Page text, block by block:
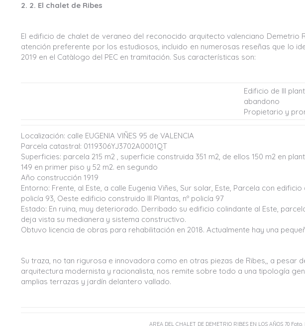
2. 2. El chalet de Ribes
El edificio de chalet de veraneo del reconocido arquitecto valenciano Demetrio
atención preferente por los estudiosos, incluido en numerosas reseñas que lo
2019 en el Catàlogo del PEC en tramitación. Sus características son:
Edificio de III
abandono
Propietario y
Localización: calle EUGENIA VIÑES 95 de VALENCIA
Parcela catastral: 0119306YJ3702A0001QT
Superficies: parcela 215 m2 , superficie construida 351 m2, de ellos 150 m2 en
149 en primer piso y 52 m2. en segundo
Año construcción 1919
Entorno: Frente, al Este, a calle Eugenia Viñes, Sur solar, Este, Parcela con
policía 93, Oeste edificio construido III Plantas, nº policía 97
Estado: En ruina, muy deteriorado. Derribado su edificio colindante al Este,
deja vista su medianera y sistema constructivo.
Obtuvo licencia de obras para rehabilitación en 2018. Actualmente hay una
Su traza, no tan rigurosa e innovadora como en otras piezas de Ribes,, a pesar
arquitectura modernista y racionalista, nos remite sobre todo a una tipología
amplias terrazas y jardín delantero vallado.
AREA DEL CHALET DE DEMETRIO RIBES EN LOS AÑOS 70